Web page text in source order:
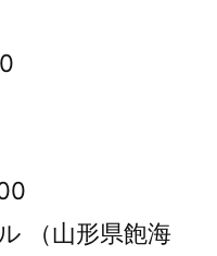
（山形県飽海